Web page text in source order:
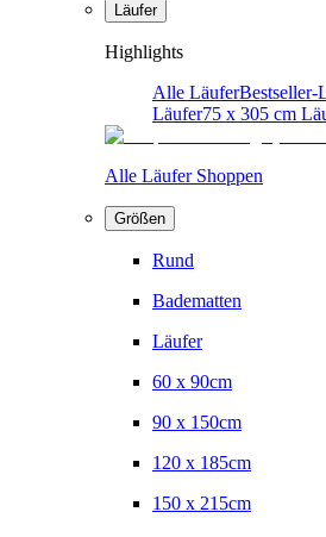
Läufer
Highlights
Alle LäuferBestseller-
Läufer75 x 305 cm
Alle Läufer Shoppen
Größen
Rund
Badematten
Läufer
60 x 90cm
90 x 150cm
120 x 185cm
150 x 215cm